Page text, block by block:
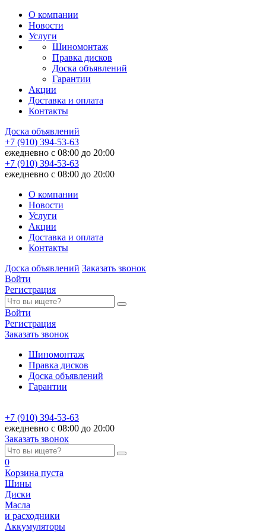
О компании
Новости
Услуги
Шиномонтаж
Правка дисков
Доска объявлений
Гарантии
Акции
Доставка и оплата
Контакты
Доска объявлений
+7 (910) 394-53-63
ежедневно с 08:00 до 20:00
+7 (910) 394-53-63
ежедневно с 08:00 до 20:00
О компании
Новости
Услуги
Акции
Доставка и оплата
Контакты
Доска объявлений Заказать звонок
Войти
Регистрация
Войти
Регистрация
Заказать звонок
Шиномонтаж
Правка дисков
Доска объявлений
Гарантии
+7 (910) 394-53-63
ежедневно с 08:00 до 20:00
Заказать звонок
0
Корзина пуста
Шины
Диски
Масла
и расходники
Аккумуляторы